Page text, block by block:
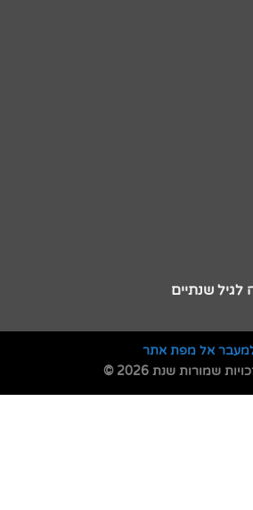
שנתיים
אל מפת אתר
שמורות שנת 2026 ©